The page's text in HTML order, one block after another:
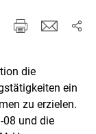
die
ein
zu erzielen.
und die